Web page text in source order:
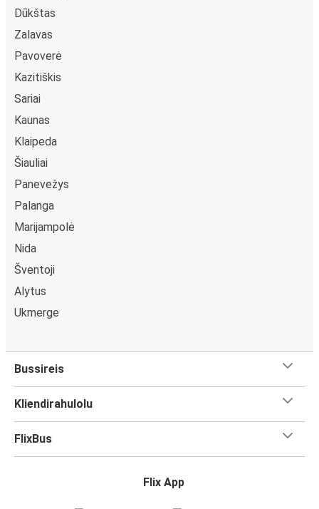
Dūkštas
Zalavas
Pavoverė
Kazitiškis
Sariai
Kaunas
Klaipeda
Šiauliai
Panevežys
Palanga
Marijampolė
Nida
Šventoji
Alytus
Ukmerge
Bussireis
Kliendirahulolu
FlixBus
Flix App